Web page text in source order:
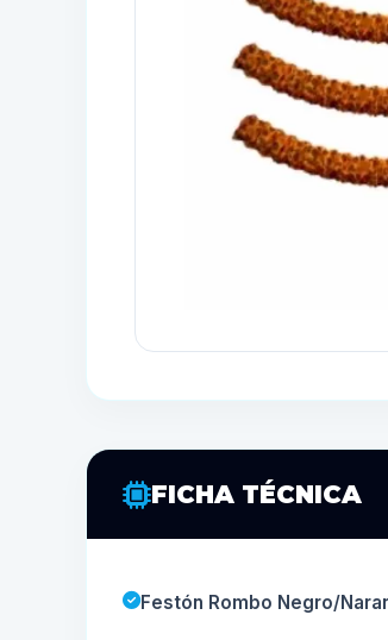
FICHA TÉCNICA
Festón Rombo Negro/